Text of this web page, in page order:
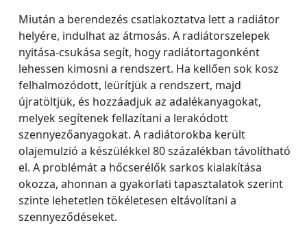
Miután a berendezés csatlakoztatva lett a radiátor
helyére, indulhat az átmosás. A radiátorszelepek
nyitása-csukása segít, hogy radiátortagonként
lehessen kimosni a rendszert. Ha kellően sok kosz
felhalmozódott, leürítjük a rendszert, majd
újratöltjük, és hozzáadjuk az adalékanyagokat,
melyek segítenek fellazítani a lerakódott
szennyezőanyagokat. A radiátorokba került
olajemulzió a készülékkel 80 százalékban távolítható
el. A problémát a hőcserélők sarkos kialakítása
okozza, ahonnan a gyakorlati tapasztalatok szerint
szinte lehetetlen tökéletesen eltávolítani a
szennyeződéseket.